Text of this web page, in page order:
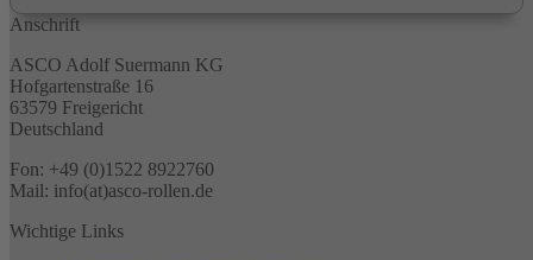
Anschrift
ASCO Adolf Suermann KG
Hofgartenstraße 16
63579 Freigericht
Deutschland
Fon: +49 (0)1522 8922760
Mail: info(at)asco-rollen.de
Wichtige Links